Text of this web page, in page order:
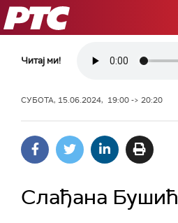
РТС
Читај ми!
СУБОТА, 15.06.2024, 19:00 -> 20:20
Слађана Бушић